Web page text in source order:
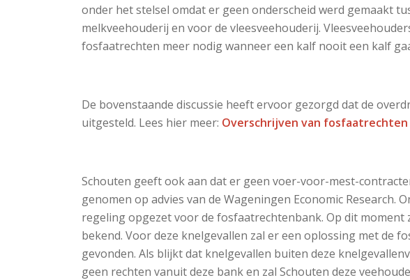
onder het stelsel omdat er geen onderscheid werd gemaakt
melkveehouderij en voor de vleesveehouderij.
fosfaatrechten meer nodig wanneer een kalf nooit een kalf
De bovenstaande discussie heeft ervoor gezorgd dat de
uitgesteld. Lees hier meer: Overschrijven van
Schouten geeft ook aan dat er geen voer-voor-mest-
genomen op advies van de Wageningen Economic Research.
regeling opgezet voor de fosfaatrechtenbank. Op dit moment
bekend. Voor deze knelgevallen zal er een oplossing met de
gevonden. Als blijkt dat knelgevallen buiten deze
geen rechten vanuit deze bank en zal Schouten deze